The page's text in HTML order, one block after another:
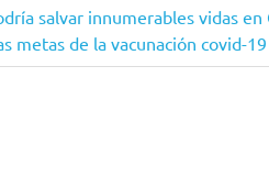
salvar innumerables vidas en
metas de la vacunación covid-